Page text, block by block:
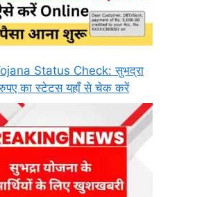
Status Check: सुभद्रा
का स्टेटस यहाँ से चेक करें